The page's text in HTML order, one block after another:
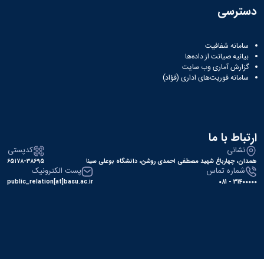
دسترسی
سامانه شفافیت
بیانیه صیانت از داده‌ها
گزارش آماری وب‌ سایت
سامانه فوریت‌های اداری (فؤاد)
ارتباط با ما
نشانی
همدان، چهارباغ شهید مصطفی احمدی روشن، دانشگاه بوعلی سینا
کدپستی
۶۵۱۷۸-۳۸۶۹۵
شماره تماس
31400000 - 081
پست الکترونیک
public_relation[at]basu.ac.ir